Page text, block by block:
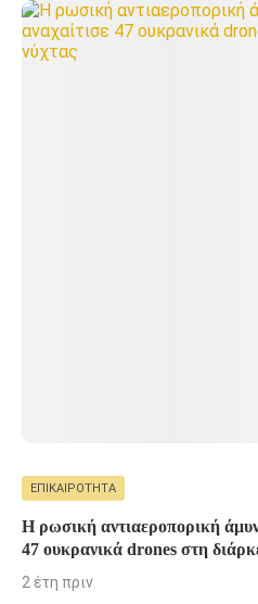
ΕΠΙΚΑΙΡΌΤΗΤΑ
Η ρωσική αντιαεροπορική
47 ουκρανικά drones στη
2 έτη πριν